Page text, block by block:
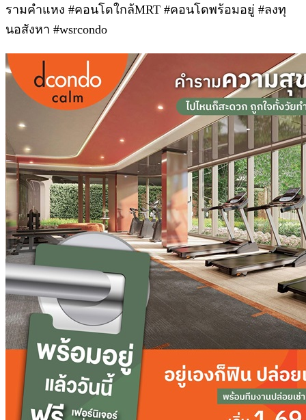
รามคำแหง #คอนโดใกล้MRT #คอนโดพร้อมอยู่ #ลงทุ
นอสังหา #wsrcondo